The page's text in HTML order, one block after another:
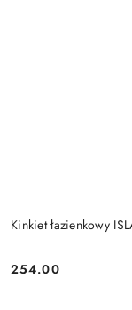
Kinkiet łazienkowy
Cena:
254.00